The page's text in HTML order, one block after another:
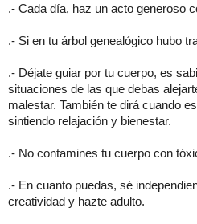
.- Cada día, haz un acto generoso
.- Si en tu árbol genealógico hubo
.- Déjate guiar por tu cuerpo, es
situaciones de las que debas
malestar. También te dirá cuando
sintiendo relajación y bienestar.
.- No contamines tu cuerpo con
.- En cuanto puedas, sé
creatividad y hazte adulto.